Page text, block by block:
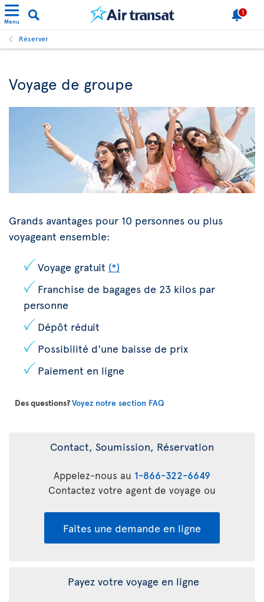
Menu
1
Réserver
Voyage de groupe
Grands avantages pour 10 personnes ou plus
voyageant ensemble:
Voyage gratuit (*)
Franchise de bagages de 23 kilos par
personne
Dépôt réduit
Possibilité d'une baisse de prix
Paiement en ligne
Des questions?Voyez notre section FAQ
Contact, Soumission, Réservation
Appelez-nous au 1-866-322-6649
Contactez votre agent de voyage ou
Faites une demande en ligne
Payez votre voyage en ligne